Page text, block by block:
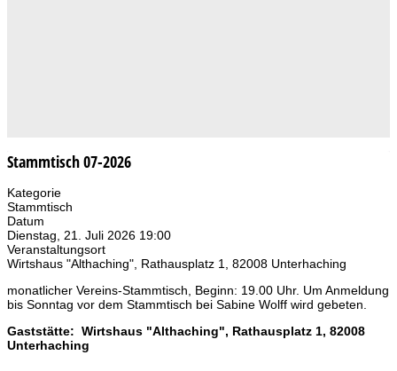
Stammtisch 07-2026
Kategorie
Stammtisch
Datum
Dienstag, 21. Juli 2026 19:00
Veranstaltungsort
Wirtshaus "Althaching", Rathausplatz 1, 82008 Unterhaching
monatlicher Vereins-Stammtisch, Beginn: 19.00 Uhr. Um Anmeldung
bis Sonntag vor dem Stammtisch bei Sabine Wolff wird gebeten.
Gaststätte: Wirtshaus "Althaching", Rathausplatz 1, 82008
Unterhaching